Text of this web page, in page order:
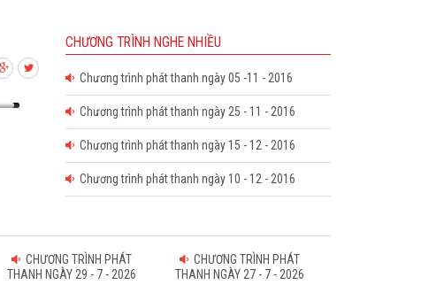
CHƯƠNG TRÌNH NGHE NHIỀU
Chương trình phát thanh ngày 05 -11 - 2016
Chương trình phát thanh ngày 25 - 11 - 2016
Chương trình phát thanh ngày 15 - 12 - 2016
Chương trình phát thanh ngày 10 - 12 - 2016
CHƯƠNG TRÌNH PHÁT
THANH NGÀY 29 - 7 - 2026
CHƯƠNG TRÌNH PHÁT
THANH NGÀY 27 - 7 - 2026